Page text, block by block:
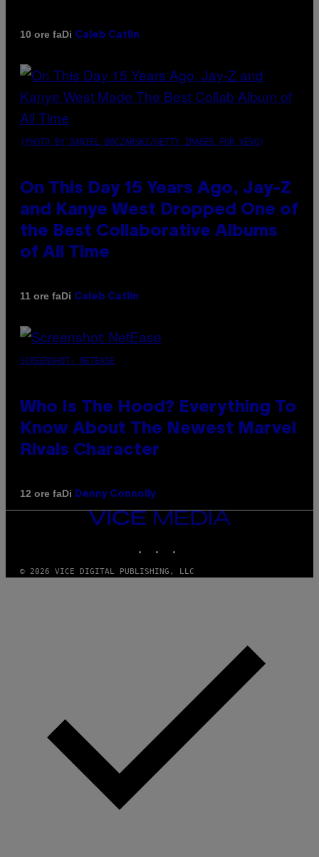
10 ore faDi Caleb Catlin
(PHOTO BY DANIEL BOCZARSKI/GETTY IMAGES FOR VEVO)
On This Day 15 Years Ago, Jay-Z
and Kanye West Dropped One of
the Best Collaborative Albums
of All Time
11 ore faDi Caleb Catlin
SCREENSHOT: NETEASE
Who Is The Hood? Everything To
Know About The Newest Marvel
Rivals Character
12 ore faDi Denny Connolly
VICE
MEDIA
© 2026 VICE DIGITAL PUBLISHING, LLC